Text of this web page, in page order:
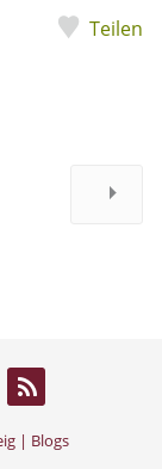
Teilen
| Blogs